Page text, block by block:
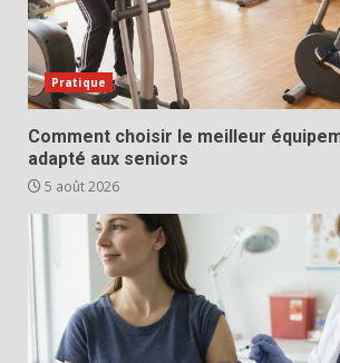
Pratique
Comment choisir le meilleur
adapté aux seniors
5 août 2026